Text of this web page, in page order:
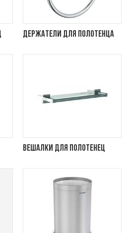
Держатели для полотенца
Вешалки для полотенец